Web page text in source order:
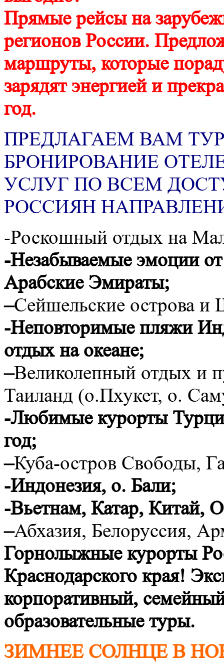
Прямые рейсы на
регионов России.
маршруты, которые
зарядят энергией и
год.
ПРЕДЛАГАЕМ ВАМ
БРОНИРОВАНИЕ
УСЛУГ ПО ВСЕМ
РОССИЯН
-Роскошный отдых на
-Незабываемые эмоции
Арабские Эмираты;
–Сейшельские острова и
-Неповторимые пляжи
отдых на океане;
–Великолепный отдых и
Таиланд (о.Пхукет, о.
-Любимые курорты
год;
–Куба-остров Свободы,
-Индонезия, о. Бали;
-Вьетнам, Катар,
–Абхазия, Белоруссия,
Горнолыжные курорты
Краснодарского края!
корпоративный,
образовательные туры.
ЗИМНЕЕ СОЛНЦЕ В